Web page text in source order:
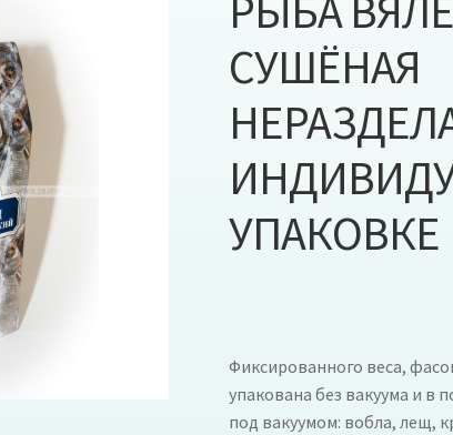
СУШЁНАЯ
УПАКОВКЕ
Фиксированного веса,
упакована без вакуума и в
под вакуумом: вобла, лещ,